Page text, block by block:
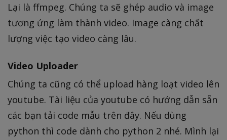
Lại là ffmpeg. Chúng ta sẽ ghép audio và image
tương ứng làm thành video. Image càng chất
lượng việc tạo video càng lâu.
Video Uploader
Chúng ta cũng có thể upload hàng loạt video lên
youtube. Tài liệu của youtube có hướng dẫn sẵn
các bạn tải code mẫu trên đây. Nếu dùng
python thì code dành cho python 2 nhé. Mình lại